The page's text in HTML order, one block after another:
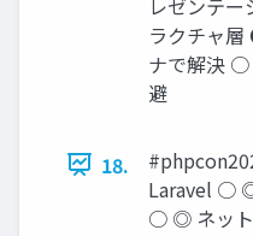
ラクチャ
ナで解決 ○
避
18.
Laravel ○
○ ◎ ネッ